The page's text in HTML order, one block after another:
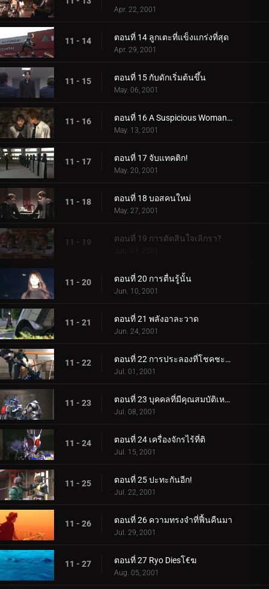
Apr. 22, 2001
11 - 14 ตอนที่ 14 ลูกเตะที่แข็งแกร่งที่สุด
Apr. 29, 2001
11 - 15 ตอนที่ 15 กับดักเริ่มต้นขึ้น
May. 06, 2001
11 - 16 ตอนที่ 16 A Suspicious Womanโ€ฆ
May. 13, 2001
11 - 17 ตอนที่ 17 จับแทคติก!
May. 20, 2001
11 - 18 ตอนที่ 18 บอสคนใหม่
May. 27, 2001
11 - 19 ตอนที่ 19 การตัดสินใจเลิกรา?
Jun. 03, 2001
11 - 20 ตอนที่ 20 การตื่นรู้นั้น
Jun. 10, 2001
11 - 21 ตอนที่ 21 พลังอาละวาด
Jun. 24, 2001
11 - 22 ตอนที่ 22 การประลองที่โชคชะตา
Jul. 01, 2001
11 - 23 ตอนที่ 23 บุคคลที่มีคุณสมบัติเหมาะสม
Jul. 08, 2001
11 - 24 ตอนที่ 24 เครื่องจักรไร้ที่ติ
Jul. 15, 2001
11 - 25 ตอนที่ 25 ปะทะกันอีก!
Jul. 22, 2001
11 - 26 ตอนที่ 26 ความทรงจำที่ฟื้นคืนมา
Jul. 29, 2001
11 - 27 ตอนที่ 27 Ryo Diesโ€ฆ
Aug. 05, 2001